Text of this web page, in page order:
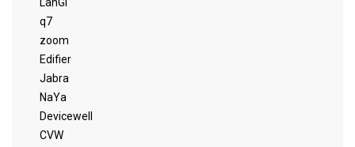
LanGi
q7
zoom
Edifier
Jabra
NaYa
Devicewell
CVW